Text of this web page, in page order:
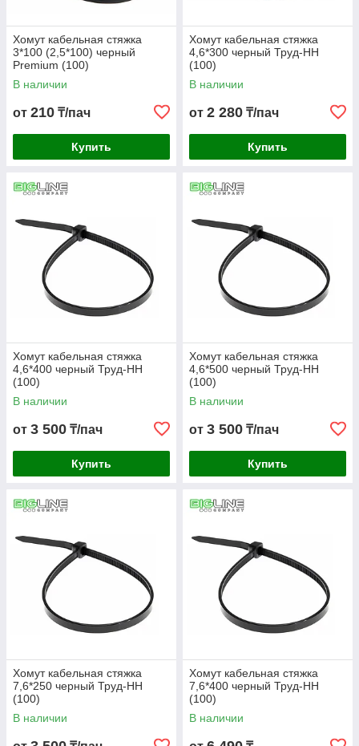
Хомут кабельная стяжка
3*100 (2,5*100) черный
Premium (100)
В наличии
от 210 ₸/пач
Купить
Хомут кабельная стяжка
4,6*300 черный Труд-НН
(100)
В наличии
от 2 280 ₸/пач
Купить
Хомут кабельная стяжка
4,6*400 черный Труд-НН
(100)
В наличии
от 3 500 ₸/пач
Купить
Хомут кабельная стяжка
4,6*500 черный Труд-НН
(100)
В наличии
от 3 500 ₸/пач
Купить
Хомут кабельная стяжка
7,6*250 черный Труд-НН
(100)
В наличии
Хомут кабельная стяжка
7,6*400 черный Труд-НН
(100)
В наличии